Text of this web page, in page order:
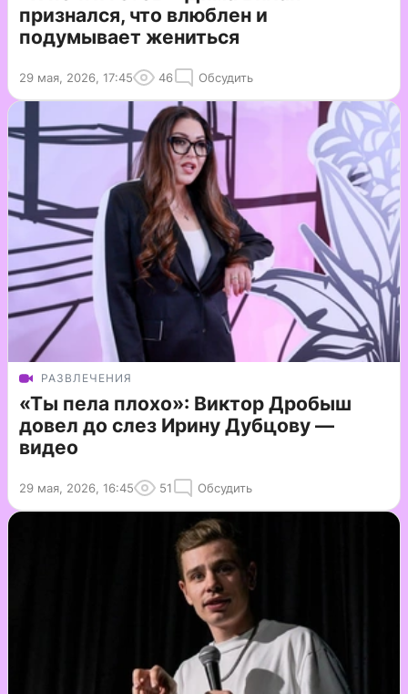
признался, что влюблен и
подумывает жениться
29 мая, 2026, 17:45 46 Обсудить
РАЗВЛЕЧЕНИЯ
«Ты пела плохо»: Виктор Дробыш
довел до слез Ирину Дубцову —
видео
29 мая, 2026, 16:45 51 Обсудить